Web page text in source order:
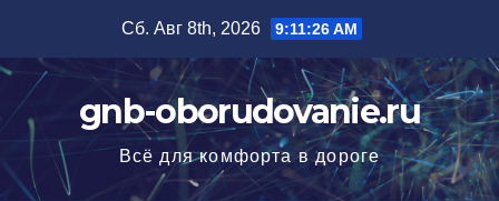
содержимому
Сб. Авг 8th, 2026 9:11:27 AM
gnb-oborudovanie.ru
Всё для комфорта в дороге